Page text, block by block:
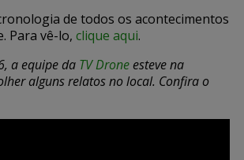
de todos os acontecimentos
Para vê-lo, clique aqui.
a equipe da TV Drone esteve na
alguns relatos no local. Confira o